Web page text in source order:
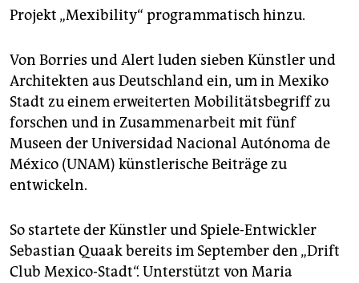
Projekt „Mexibility“ programmatisch hinzu.
Von Borries und Alert luden sieben Künstler und
Architekten aus Deutschland ein, um in Mexiko
Stadt zu einem erweiterten Mobilitätsbegriff zu
forschen und in Zusammenarbeit mit fünf
Museen der Universidad Nacional Autónoma de
México (UNAM) künstlerische Beiträge zu
entwickeln.
So startete der Künstler und Spiele-Entwickler
Sebastian Quaak bereits im September den „Drift
Club Mexico-Stadt“. Unterstützt von Maria